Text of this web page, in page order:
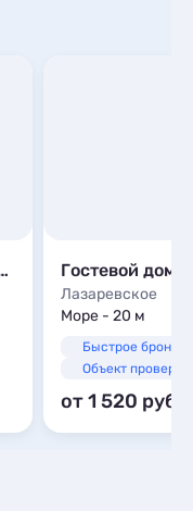
«Вилла Алла» Гостевой дом
Лазаревское
Море - 20 м
Быстрое
Объект проверен
от 1 520